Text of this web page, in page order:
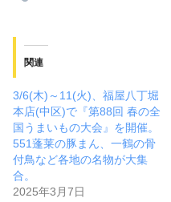
関連
3/6(木)～11(火)、福屋八丁堀
本店(中区)で『第88回 春の全
国うまいもの大会』を開催。
551蓬莱の豚まん、一鶴の骨
付鳥など各地の名物が大集
合。
2025年3月7日